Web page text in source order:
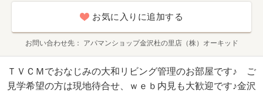
お気に入りに追加する
お問い合わせ先 アパマンショップ金沢杜の里店（株）オーキッド
ＴＶＣＭでおなじみの大和リビング管理のお部屋です♪ ご
見学希望の方は現地待合せ、ｗｅｂ内見も大歓迎です♪金沢